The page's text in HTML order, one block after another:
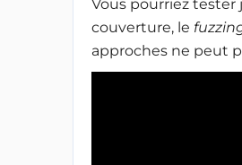
Vous pourriez tester
couverture, le
approches ne peut